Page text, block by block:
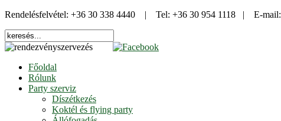
Rendelésfelvétel: +36 30 338 4440 | Tel: +36 30 954 1118 | E-mail:
Főoldal
Rólunk
Party szerviz
Díszétkezés
Koktél és flying party